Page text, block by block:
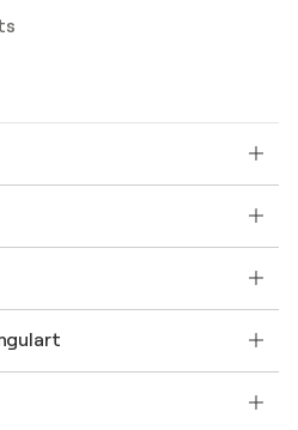
commercial
original